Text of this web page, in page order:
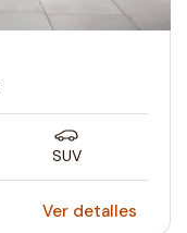
SUV
Ver detalles